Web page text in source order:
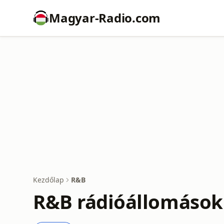
Magyar-Radio.com
Kezdőlap R&B
R&B rádióállomások